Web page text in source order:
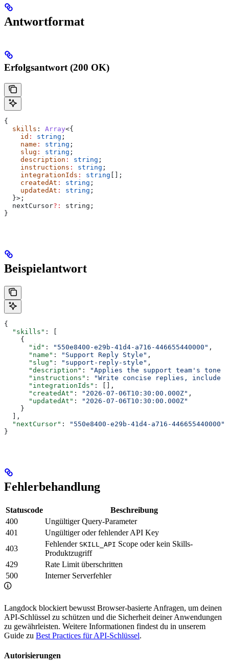
Antwortformat
Erfolgsantwort (200 OK)
{
  skills
: Array<{
    id
: string ;
    name
: string ;
    slug
: string ;
    description
: string ;
    instructions
: string ;
    integrationIds
: string [];
    createdAt
: string ;
    updatedAt
: string ;
  }>;
  nextCursor
?: string ;
}
Beispielantwort
{
  "skills"
: [
    {
      "id"
: "550e8400-e29b-41d4-a716-446655440000" ,
      "name"
: "Support Reply Style" ,
      "slug"
: "support-reply-style" ,
      "description"
:
"Applies the support team's tone
      "instructions"
:
"Write concise replies, include
      "integrationIds"
: [],
      "createdAt"
: "2026-07-06T10:30:00.000Z" ,
      "updatedAt"
:
"2026-07-06T10:30:00.000Z"
    }
  ],
  "nextCursor"
:
"550e8400-e29b-41d4-a716-446655440000"
}
Fehlerbehandlung
Statuscode
Beschreibung
400
Ungültiger Query-Parameter
401
Ungültiger oder fehlender API Key
403
Fehlender SKILL_API Scope oder kein Skills-
Produktzugriff
429
Rate Limit überschritten
500
Interner Serverfehler
Langdock blockiert bewusst Browser-basierte Anfragen, um deinen
API-Schlüssel zu schützen und die Sicherheit deiner Anwendungen
zu gewährleisten. Weitere Informationen findest du in unserem
Guide zu Best Practices für API-Schlüssel.
Autorisierungen